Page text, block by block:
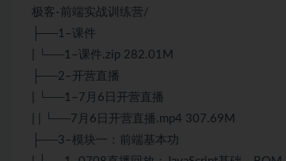
极客-前端实战训练营/
├──1–课件
| └──1–课件.zip 282.01M
├──2–开营直播
| └──1–7月6日开营直播
| | └──7月6日开营直播.mp4 307.69M
├──3–模块一：前端基本功